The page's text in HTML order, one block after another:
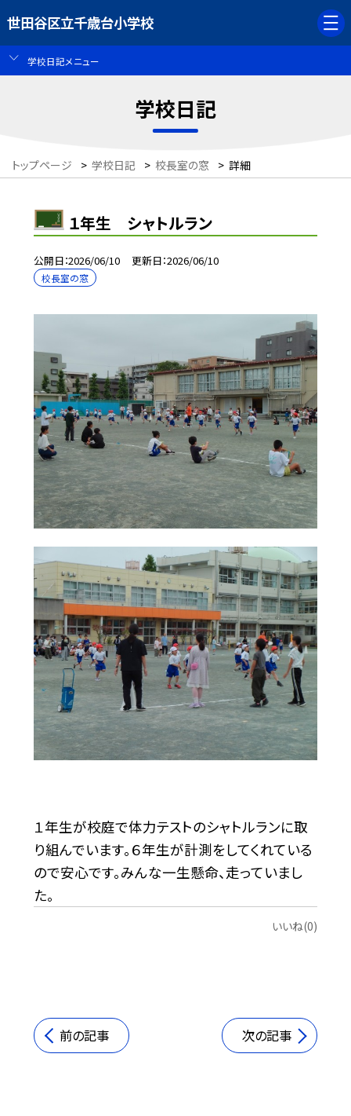
世田谷区立千歳台小学校
学校日記メニュー
学校日記
トップページ > 学校日記 > 校長室の窓 > 詳細
１年生 シャトルラン
公開日 2026/06/10 更新日 2026/06/10
校長室の窓
１年生が校庭で体力テストのシャトルランに取
り組んでいます。６年生が計測をしてくれている
ので安心です。みんな一生懸命、走っていまし
た。
いいね(0)
前の記事 次の記事